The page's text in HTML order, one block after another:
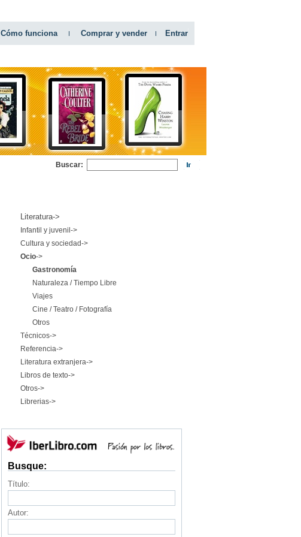
Cómo funciona Comprar y vender Entrar
Buscar:
Literatura->
Infantil y juvenil->
Cultura y sociedad->
Ocio->
Gastronomía
Naturaleza / Tiempo Libre
Viajes
Cine / Teatro / Fotografía
Otros
Técnicos->
Referencia->
Literatura extranjera->
Libros de texto->
Otros->
Librerias->
Busque:
Título:
Autor: